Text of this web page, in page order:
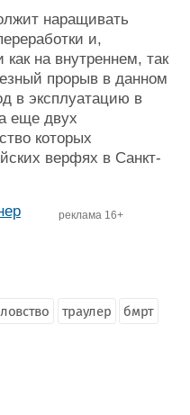
наращивать
и,
как на внутреннем, так
прорыв в данном
в эксплуатацию в
еще двух
которых
верфях в Санкт-
реклама 16+
траулер
бмрт